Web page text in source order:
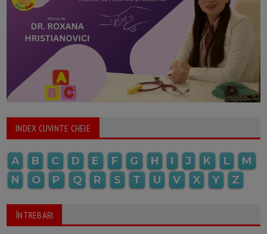
INDEX CUVINTE CHEIE
A B C D E F G H I J K L
M
N
O P Q R S T U V X Y Z
ÎNTREBARI